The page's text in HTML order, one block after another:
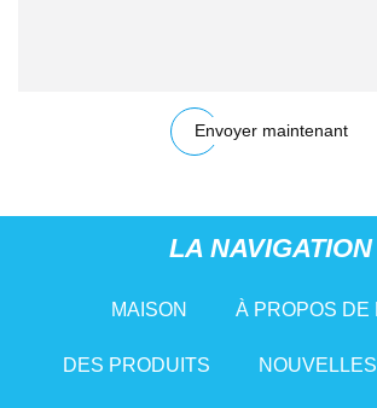
Envoyer maintenant
LA NAVIGATION
MAISON À PROPOS DE
DES PRODUITS NOUVELLES